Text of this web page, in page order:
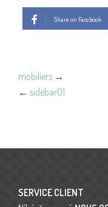
Share on Facebook
mobiliers →
← sidebar01
SERVICE CLIENT